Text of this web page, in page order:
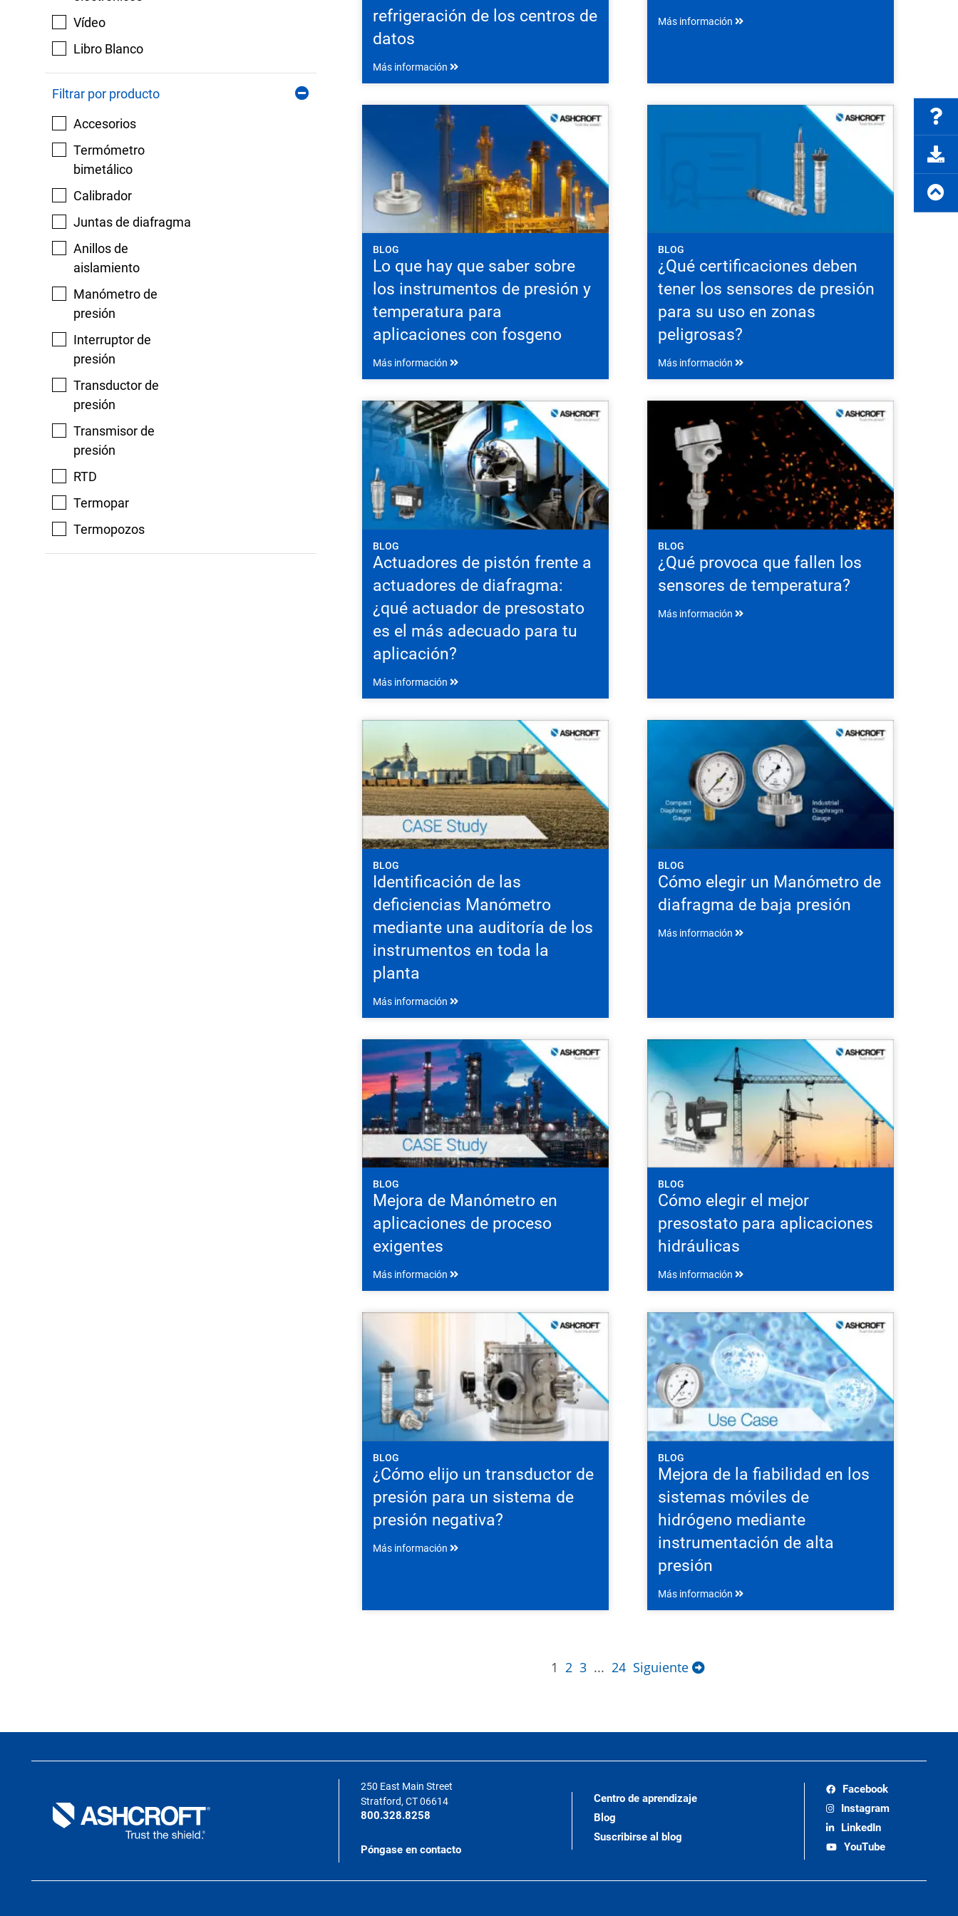
Vídeo
Libro Blanco
Filtrar por producto
Accesorios
Termómetro
bimetálico
Calibrador
Juntas de diafragma
Anillos de
aislamiento
Manómetro de
presión
Interruptor de
presión
Transductor de
presión
Transmisor de
presión
RTD
Termopar
Termopozos
refrigeración de los centros de
datos
Más información
Más información
BLOG
Lo que hay que saber sobre
los instrumentos de presión y
temperatura para
aplicaciones con fosgeno
Más información
BLOG
¿Qué certificaciones deben
tener los sensores de presión
para su uso en zonas
peligrosas?
Más información
BLOG
Actuadores de pistón frente a
actuadores de diafragma:
¿qué actuador de presostato
es el más adecuado para tu
aplicación?
Más información
BLOG
¿Qué provoca que fallen los
sensores de temperatura?
Más información
BLOG
Identificación de las
deficiencias Manómetro
mediante una auditoría de los
instrumentos en toda la
planta
Más información
BLOG
Cómo elegir un Manómetro de
diafragma de baja presión
Más información
BLOG
Mejora de Manómetro en
aplicaciones de proceso
exigentes
Más información
BLOG
Cómo elegir el mejor
presostato para aplicaciones
hidráulicas
Más información
BLOG
¿Cómo elijo un transductor de
presión para un sistema de
presión negativa?
Más información
BLOG
Mejora de la fiabilidad en los
sistemas móviles de
hidrógeno mediante
instrumentación de alta
presión
Más información
1 2 3 ... 24 Siguiente
250 East Main Street
Stratford, CT 06614
800.328.8258
Póngase en contacto
Centro de aprendizaje
Blog
Suscribirse al blog
Facebook
Instagram
LinkedIn
YouTube